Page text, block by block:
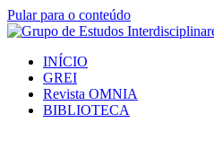
Pular para o conteúdo
INÍCIO
GREI
Revista OMNIA
BIBLIOTECA